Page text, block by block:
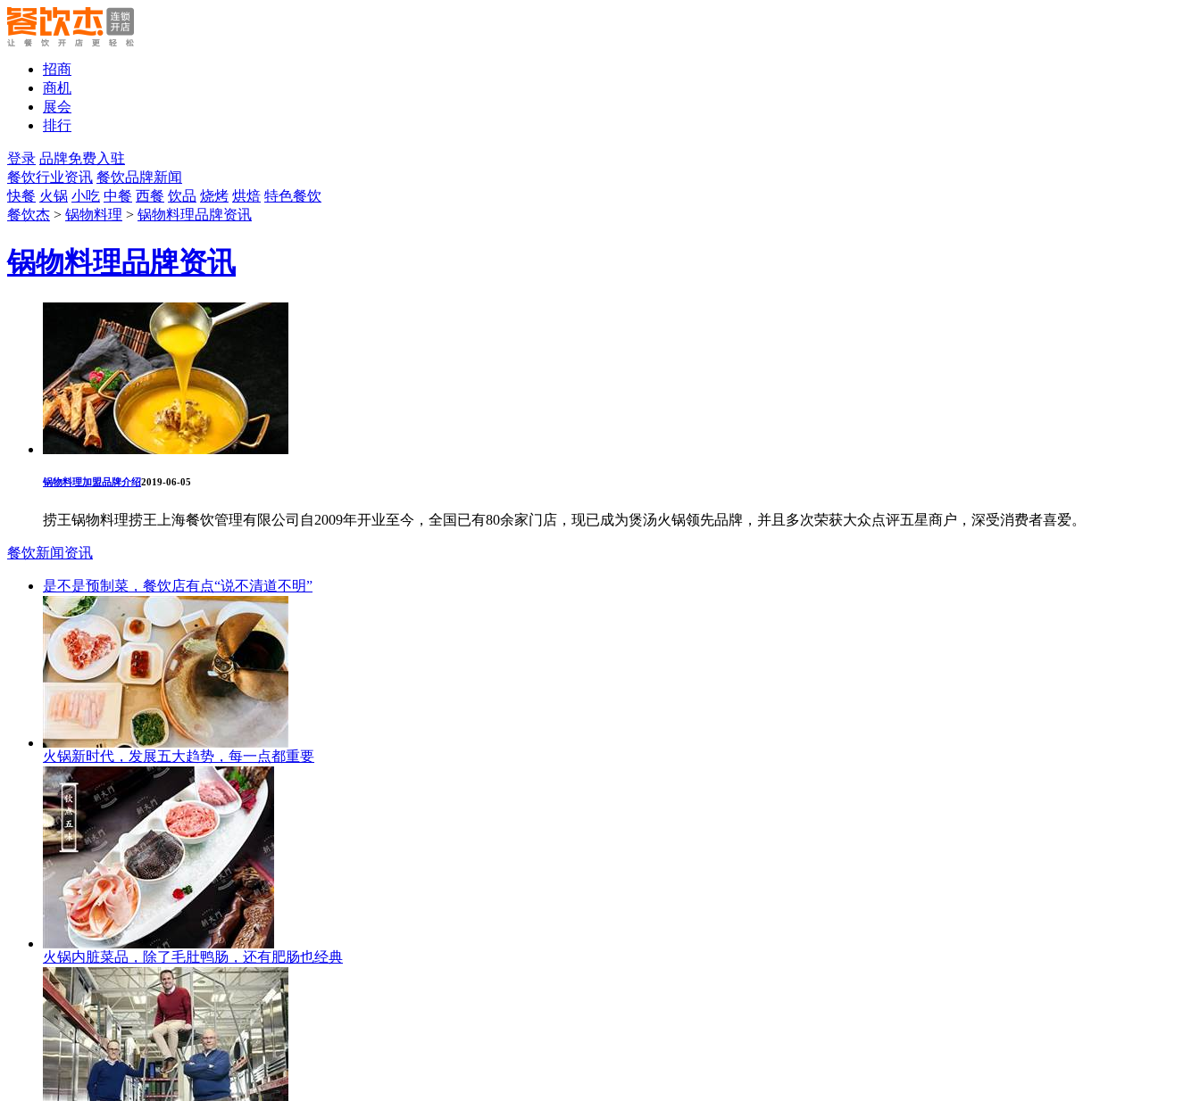
招商
商机
展会
排行
登录 品牌免费入驻
餐饮行业资讯 餐饮品牌新闻
快餐 火锅 小吃 中餐 西餐 饮品 烧烤 烘焙 特色餐饮
餐饮杰 > 锅物料理 > 锅物料理品牌资讯
锅物料理品牌资讯
锅物料理加盟品牌介绍2019-06-05
捞王锅物料理捞王上海餐饮管理有限公司自2009年开业至今，全国已有80余家门店，现已成为煲汤火锅领先品牌，并且多次荣获大众点评五星商户，深受消费者喜爱。
餐饮新闻资讯
是不是预制菜，餐饮店有点“说不清道不明”
火锅新时代，发展五大趋势，每一点都重要
火锅内脏菜品，除了毛肚鸭肠，还有肥肠也经典